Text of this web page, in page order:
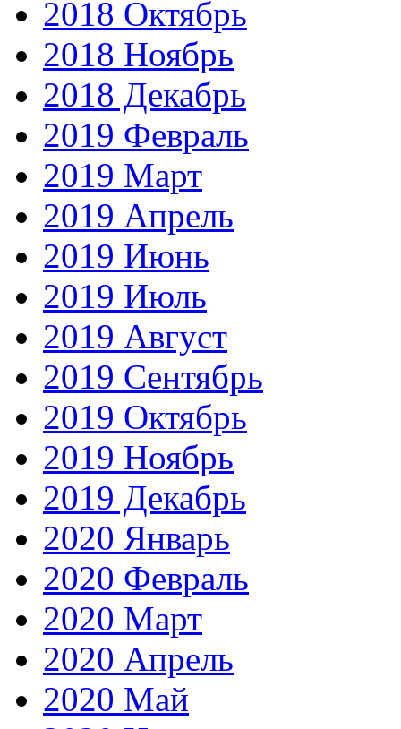
2018 Октябрь
2018 Ноябрь
2018 Декабрь
2019 Февраль
2019 Март
2019 Апрель
2019 Июнь
2019 Июль
2019 Август
2019 Сентябрь
2019 Октябрь
2019 Ноябрь
2019 Декабрь
2020 Январь
2020 Февраль
2020 Март
2020 Апрель
2020 Май